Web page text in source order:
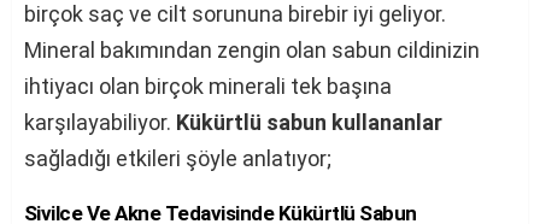
birçok saç ve cilt sorununa birebir iyi geliyor.
Mineral bakımından zengin olan sabun cildinizin
ihtiyacı olan birçok minerali tek başına
karşılayabiliyor. Kükürtlü sabun kullananlar
sağladığı etkileri şöyle anlatıyor;
Sivilce Ve Akne Tedavisinde Kükürtlü Sabun